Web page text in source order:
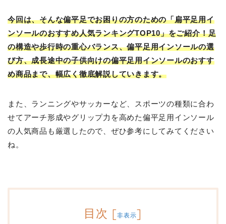
今回は、そんな偏平足でお困りの方のための「扁平足用イ
ンソールのおすすめ人気ランキングTOP10」をご紹介！足
の構造や歩行時の重心バランス、偏平足用インソールの選
び方、成長途中の子供向けの偏平足用インソールのおすす
め商品まで、幅広く徹底解説していきます。
また、ランニングやサッカーなど、スポーツの種類に合わ
せてアーチ形成やグリップ力を高めた偏平足用インソール
の人気商品も厳選したので、ぜひ参考にしてみてください
ね。
目次 [非表示]